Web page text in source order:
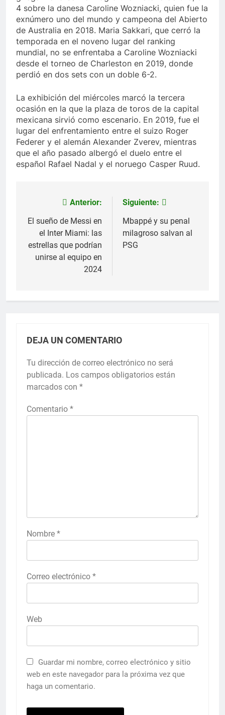
4 sobre la danesa Caroline Wozniacki, quien fue la
exnúmero uno del mundo y campeona del Abierto
de Australia en 2018. Maria Sakkari, que cerró la
temporada en el noveno lugar del ranking
mundial, no se enfrentaba a Caroline Wozniacki
desde el torneo de Charleston en 2019, donde
perdió en dos sets con un doble 6-2.
La exhibición del miércoles marcó la tercera
ocasión en la que la plaza de toros de la capital
mexicana sirvió como escenario. En 2019, fue el
lugar del enfrentamiento entre el suizo Roger
Federer y el alemán Alexander Zverev, mientras
que el año pasado albergó el duelo entre el
español Rafael Nadal y el noruego Casper Ruud.
Navegación
de
entradas
Anterior:
El sueño de Messi en
el Inter Miami: las
estrellas que podrían
unirse al equipo en
2024
Siguiente:
Mbappé y su penal
milagroso salvan al
PSG
DEJA UN COMENTARIO
Tu dirección de correo electrónico no será
publicada. Los campos obligatorios están
marcados con *
Comentario *
Nombre *
Correo electrónico *
Web
Guardar mi nombre, correo electrónico y sitio
web en este navegador para la próxima vez que
haga un comentario.